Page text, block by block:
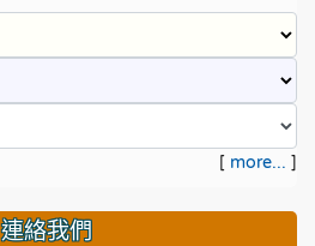
[ more... ]
連絡我們